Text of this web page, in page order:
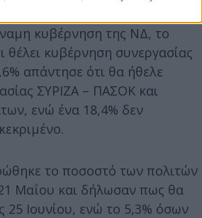
κυβέρνηση της ΝΔ, το
θέλει κυβέρνηση συνεργασίας
απάντησε ότι θα ήθελε
ΣΥΡΙΖΑ – ΠΑΣΟΚ και
ενώ ένα 18,4% δεν
το ποσοστό των πολιτών
Μαΐου και δήλωσαν πως θα
25 Ιουνίου, ενώ το 5,3% όσων